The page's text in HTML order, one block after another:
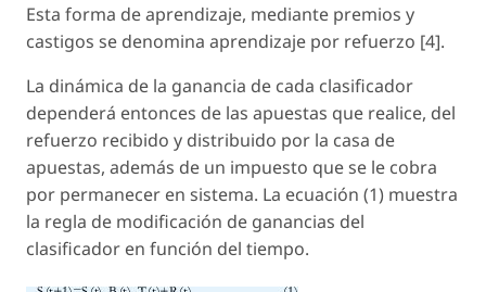
Esta forma de aprendizaje, mediante premios y
castigos se denomina aprendizaje por refuerzo [4].
La dinámica de la ganancia de cada clasificador
dependerá entonces de las apuestas que realice, del
refuerzo recibido y distribuido por la casa de
apuestas, además de un impuesto que se le cobra
por permanecer en sistema. La ecuación (1) muestra
la regla de modificación de ganancias del
clasificador en función del tiempo.